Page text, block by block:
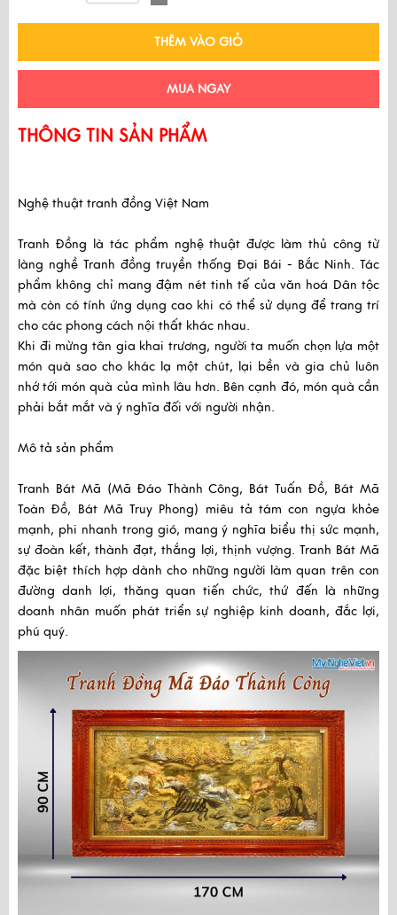
THÊM VÀO GIỎ
MUA NGAY
THÔNG TIN SẢN PHẨM
Nghệ thuật tranh đồng Việt Nam
Tranh Đồng là tác phẩm nghệ thuật được làm thủ công từ
làng nghề Tranh đồng truyền thống Đại Bái - Bắc Ninh. Tác
phẩm không chỉ mang đậm nét tinh tế của văn hoá Dân tộc
mà còn có tính ứng dụng cao khi có thể sử dụng để trang trí
cho các phong cách nội thất khác nhau.
Khi đi mừng tân gia khai trương, người ta muốn chọn lựa một
món quà sao cho khác lạ một chút, lại bền và gia chủ luôn
nhớ tới món quà của mình lâu hơn. Bên cạnh đó, món quà cần
phải bắt mắt và ý nghĩa đối với người nhận.
Mô tả sản phẩm
Tranh Bát Mã (Mã Đáo Thành Công, Bát Tuấn Đồ, Bát Mã
Toàn Đồ, Bát Mã Truy Phong) miêu tả tám con ngựa khỏe
mạnh, phi nhanh trong gió, mang ý nghĩa biểu thị sức mạnh,
sự đoàn kết, thành đạt, thắng lợi, thịnh vượng. Tranh Bát Mã
đặc biệt thích hợp dành cho những người làm quan trên con
đường danh lợi, thăng quan tiến chức, thứ đến là những
doanh nhân muốn phát triển sự nghiệp kinh doanh, đắc lợi,
phú quý.